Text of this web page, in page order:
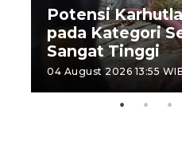
Potensi
pada Kategori
Sangat Tinggi
04 August 2026 13:55